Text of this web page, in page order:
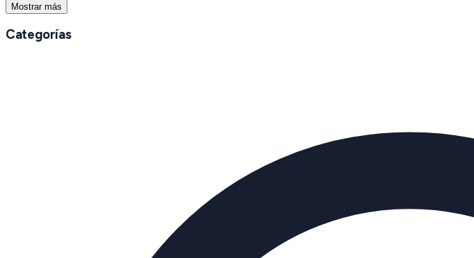
Mostrar más
Categorías